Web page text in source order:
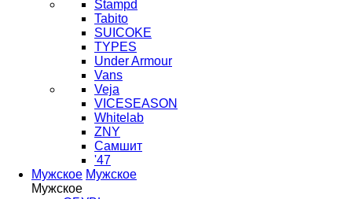
Stampd
Tabito
SUICOKE
TYPES
Under Armour
Vans
Veja
VICESEASON
Whitelab
ZNY
Самшит
'47
Мужское Мужское
Мужское